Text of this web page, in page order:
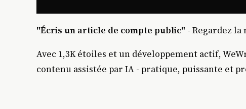
"Écris un article de compte public" - Regardez la
Avec 1,3K étoiles et un développement actif,
contenu assistée par IA - pratique, puissante et